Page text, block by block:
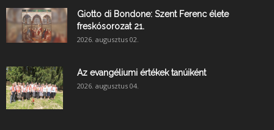
Giotto di Bondone: Szent Ferenc élete
freskósorozat 21.
2026. augusztus 02.
Az evangéliumi értékek tanúiként
2026. augusztus 04.